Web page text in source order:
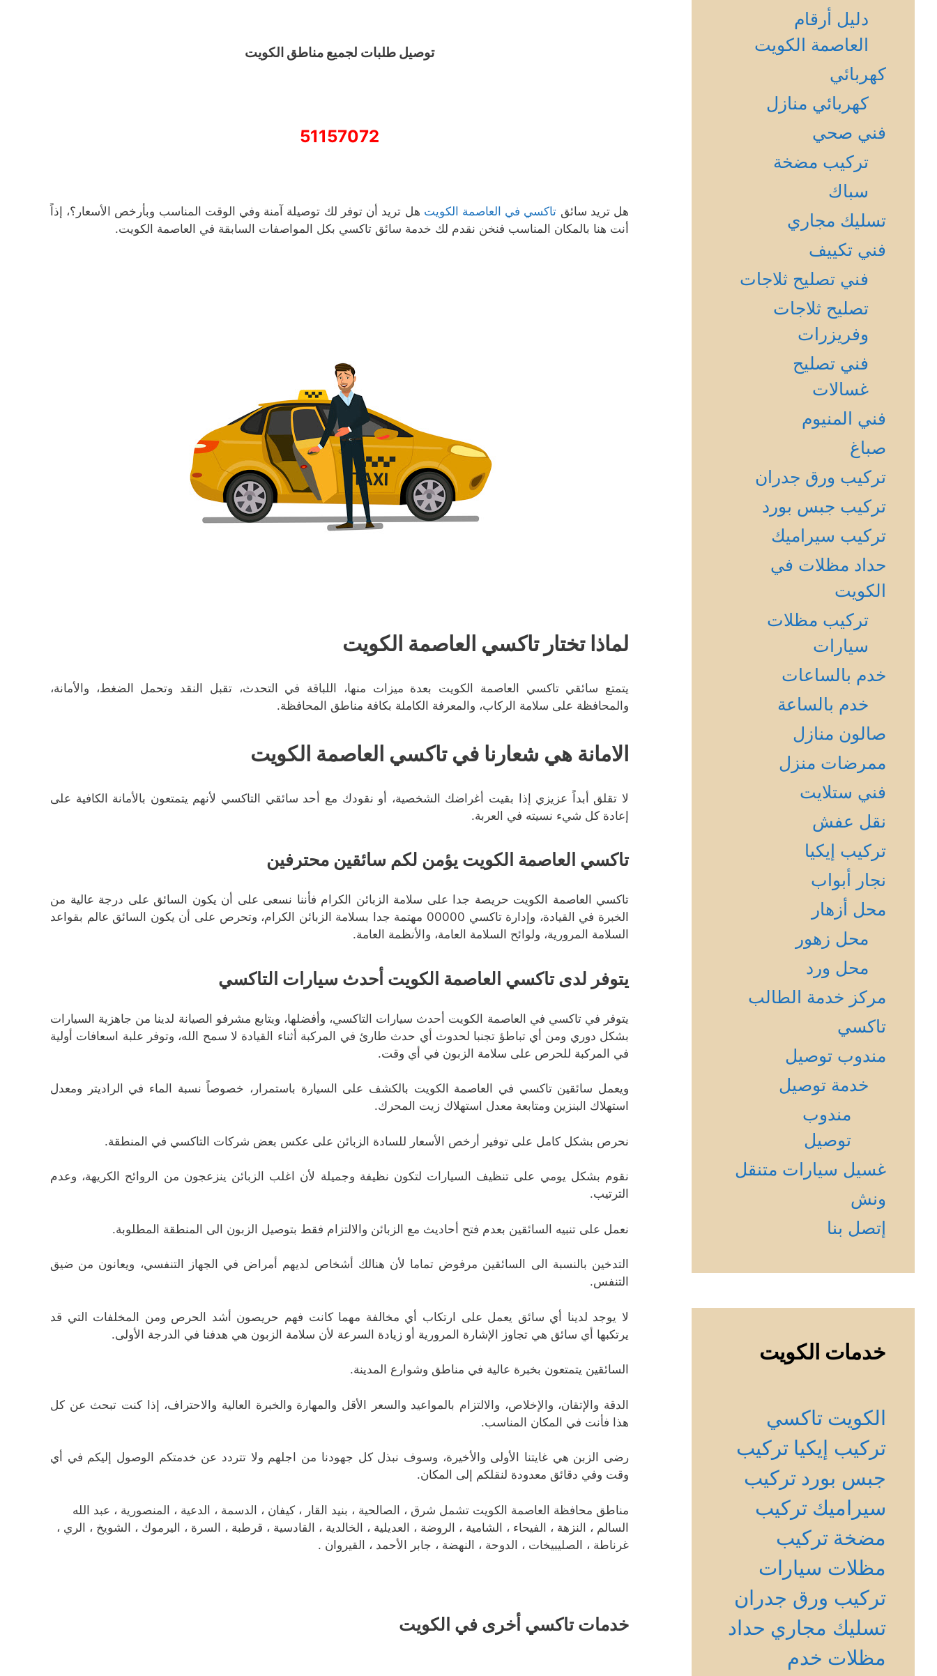
توصيل طلبات لجميع مناطق الكويت
51157072
هل تريد سائق تاكسي في العاصمة الكويت هل تريد أن توفر لك توصيلة آمنة وفي الوقت المناسب وبأرخص الأسعار؟، إذاً
أنت هنا بالمكان المناسب فنخن نقدم لك خدمة سائق تاكسي بكل المواصفات السابقة في العاصمة الكويت.
لماذا تختار تاكسي العاصمة الكويت
يتمتع سائقي تاكسي العاصمة الكويت بعدة ميزات منها، اللباقة في التحدث، تقبل النقد وتحمل الضغط، والأمانة،
والمحافظة على سلامة الركاب، والمعرفة الكاملة بكافة مناطق المحافظة.
الامانة هي شعارنا في تاكسي العاصمة الكويت
لا تقلق أبداً عزيزي إذا بقيت أغراضك الشخصية، أو نقودك مع أحد سائقي التاكسي لأنهم يتمتعون بالأمانة الكافية على
إعادة كل شيء نسيته في العربة.
تاكسي العاصمة الكويت يؤمن لكم سائقين محترفين
تاكسي العاصمة الكويت حريصة جدا على سلامة الزبائن الكرام فأننا نسعى على أن يكون السائق على درجة عالية من
الخبرة في القيادة، وإدارة تاكسي 00000 مهتمة جدا بسلامة الزبائن الكرام، وتحرص على أن يكون السائق عالم بقواعد
السلامة المرورية، ولوائح السلامة العامة، والأنظمة العامة.
يتوفر لدى تاكسي العاصمة الكويت أحدث سيارات التاكسي
يتوفر في تاكسي في العاصمة الكويت أحدث سيارات التاكسي، وأفضلها، ويتابع مشرفو الصيانة لدينا من جاهزية السيارات
بشكل دوري ومن أي تباطؤ تجنبا لحدوث أي حدث طارئ في المركبة أثناء القيادة لا سمح الله، وتوفر علبة اسعافات أولية
في المركبة للحرص على سلامة الزبون في أي وقت.
ويعمل سائقين تاكسي في العاصمة الكويت بالكشف على السيارة باستمرار، خصوصاً نسبة الماء في الراديتر ومعدل
استهلاك البنزين ومتابعة معدل استهلاك زيت المحرك.
نحرص بشكل كامل على توفير أرخص الأسعار للسادة الزبائن على عكس بعض شركات التاكسي في المنطقة.
نقوم بشكل يومي على تنظيف السيارات لتكون نظيفة وجميلة لأن اغلب الزبائن ينزعجون من الروائح الكريهة، وعدم
الترتيب.
نعمل على تنبيه السائقين بعدم فتح أحاديث مع الزبائن والالتزام فقط بتوصيل الزبون الى المنطقة المطلوبة.
التدخين بالنسبة الى السائقين مرفوض تماما لأن هنالك أشخاص لديهم أمراض في الجهاز التنفسي، ويعانون من ضيق
التنفس.
لا يوجد لدينا أي سائق يعمل على ارتكاب أي مخالفة مهما كانت فهم حريصون أشد الحرص ومن المخلفات التي قد
يرتكبها أي سائق هي تجاوز الإشارة المرورية أو زيادة السرعة لأن سلامة الزبون هي هدفنا في الدرجة الأولى.
السائقين يتمتعون بخبرة عالية في مناطق وشوارع المدينة.
الدقة والإتقان، والإخلاص، والالتزام بالمواعيد والسعر الأقل والمهارة والخبرة العالية والاحتراف، إذا كنت تبحث عن كل
هذا فأنت في المكان المناسب.
رضى الزبن هي غايتنا الأولى والأخيرة، وسوف نبذل كل جهودنا من اجلهم ولا تتردد عن خدمتكم الوصول إليكم في أي
وقت وفي دقائق معدودة لنقلكم إلى المكان.
مناطق محافظة العاصمة الكويت تشمل شرق ، الصالحية ، بنيد القار ، كيفان ، الدسمة ، الدعية ، المنصورية ، عبد الله
السالم ، النزهة ، الفيحاء ، الشامية ، الروضة ، العديلية ، الخالدية ، القادسية ، قرطبة ، السرة ، اليرموك ، الشويخ ، الري ،
غرناطة ، الصليبيخات ، الدوحة ، النهضة ، جابر الأحمد ، القيروان .
خدمات تاكسي أخرى في الكويت
دليل أرقام
العاصمة الكويت
كهربائي
كهربائي منازل
فني صحي
تركيب مضخة
سباك
تسليك مجاري
فني تكييف
فني تصليح ثلاجات
تصليح ثلاجات
وفريزرات
فني تصليح
غسالات
فني المنيوم
صباغ
تركيب ورق جدران
تركيب جبس بورد
تركيب سيراميك
حداد مظلات في
الكويت
تركيب مظلات
سيارات
خدم بالساعات
خدم بالساعة
صالون منازل
ممرضات منزل
فني ستلايت
نقل عفش
تركيب إيكيا
نجار أبواب
محل أزهار
محل زهور
محل ورد
مركز خدمة الطالب
تاكسي
مندوب توصيل
خدمة توصيل
مندوب
توصيل
غسيل سيارات متنقل
ونش
إتصل بنا
خدمات الكويت
الكويت تاكسي
تركيب إيكيا تركيب
جبس بورد تركيب
سيراميك تركيب
مضخة تركيب
مظلات سيارات
تركيب ورق جدران
تسليك مجاري حداد
مظلات خدم